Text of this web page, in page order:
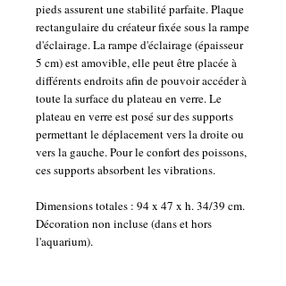
pieds assurent une stabilité parfaite. Plaque
rectangulaire du créateur fixée sous la rampe
d'éclairage. La rampe d'éclairage (épaisseur
5 cm) est amovible, elle peut être placée à
différents endroits afin de pouvoir accéder à
toute la surface du plateau en verre. Le
plateau en verre est posé sur des supports
permettant le déplacement vers la droite ou
vers la gauche. Pour le confort des poissons,
ces supports absorbent les vibrations.
Dimensions totales : 94 x 47 x h. 34/39 cm.
Décoration non incluse (dans et hors
l'aquarium).